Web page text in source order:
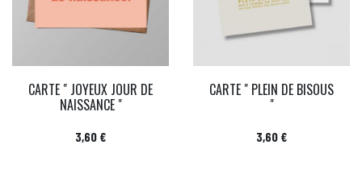
CARTE " JOYEUX JOUR DE
NAISSANCE "
Prix
3,60 €
CARTE " PLEIN DE BISOUS
"
Prix
3,60 €